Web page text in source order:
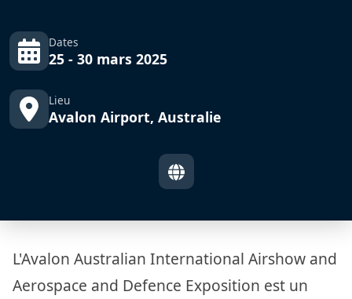
Dates
25 - 30 mars 2025
Lieu
Avalon Airport, Australie
L'Avalon Australian International Airshow and
Aerospace and Defence Exposition est un